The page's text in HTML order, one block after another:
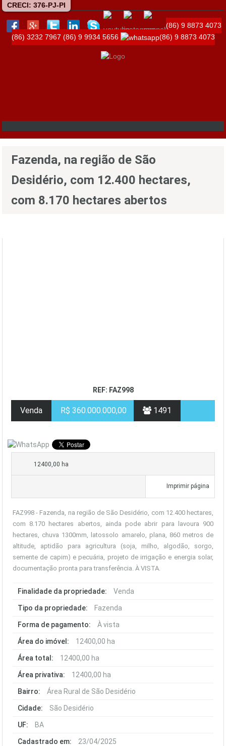
CRECI: 376-PJ-PI
(86) 9 8873 4073
(86) 3232 7967 (86) 9 9934 5656 (86) 9 8873 4073
Fazenda, na região de São
Desidério, com 12.400 hectares,
com 8.170 hectares abertos
REF: FAZ998
Venda R$ 360.000.000,00 1491
12400,00 ha
Imprimir página
FAZ998 - Fazenda, na região de São Desidério, com 12.400 hectares,
com 8.170 hectares abertos, ainda pode abrir para lavoura 900
hectares, chuva 1300mm, latossolo amarelo, plana, 860 metros de
altitude, aptidão para agricultura (soja, milho, algodão, sorgo,
semente de capim) e pecuária, projeto de irrigação e energia solar,
documentação pronta para transferência. À VISTA.
Finalidade da propriedade: Venda
Tipo da propriedade: Fazenda
Forma de pagamento: À vista
Área do imóvel: 12400,00 ha
Área total: 12400,00 ha
Área privativa: 12400,00 ha
Bairro: Área Rural de São Desidério
Cidade: São Desidério
UF: BA
Cadastrado em: 23/04/2025